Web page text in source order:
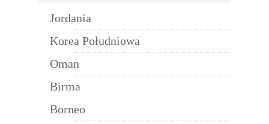
Jordania
Korea Południowa
Oman
Birma
Borneo